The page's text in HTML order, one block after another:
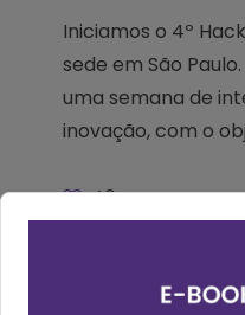
Iniciamos o 4º
sede em São
uma semana de
inovação, com o
40